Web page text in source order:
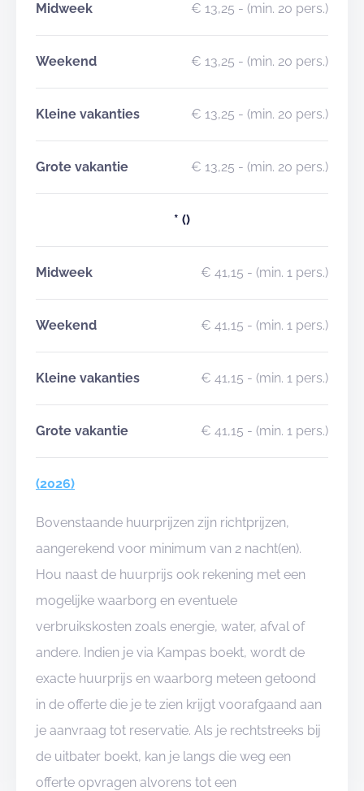
Midweek € 13,25 - (min. 20 pers.)
Weekend € 13,25 - (min. 20 pers.)
Kleine vakanties € 13,25 - (min. 20 pers.)
Grote vakantie € 13,25 - (min. 20 pers.)
* ()
Midweek € 41,15 - (min. 1 pers.)
Weekend € 41,15 - (min. 1 pers.)
Kleine vakanties € 41,15 - (min. 1 pers.)
Grote vakantie € 41,15 - (min. 1 pers.)
(2026)
Bovenstaande huurprijzen zijn richtprijzen,
aangerekend voor minimum van 2 nacht(en).
Hou naast de huurprijs ook rekening met een
mogelijke waarborg en eventuele
verbruikskosten zoals energie, water, afval of
andere. Indien je via Kampas boekt, wordt de
exacte huurprijs en waarborg meteen getoond
in de offerte die je te zien krijgt voorafgaand aan
je aanvraag tot reservatie. Als je rechtstreeks bij
de uitbater boekt, kan je langs die weg een
offerte opvragen alvorens tot een